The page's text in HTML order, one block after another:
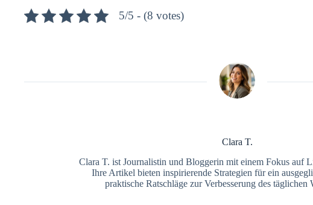
5/5 - (8 votes)
Clara T.
Clara T. ist Journalistin und Bloggerin mit einem Fokus auf
Ihre Artikel bieten inspirierende Strategien für ein
praktische Ratschläge zur Verbesserung des täglichen